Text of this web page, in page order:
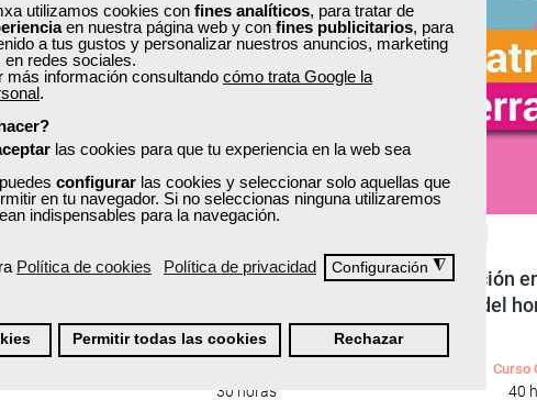
utilizamos cookies con fines analíticos, para tratar de
en nuestra página web y con fines publicitarios, para
a tus gustos y personalizar nuestros anuncios, marketing
redes sociales.
más información consultando cómo trata Google la
.
las cookies para que tu experiencia en la web sea
configurar las cookies y seleccionar solo aquellas que
en tu navegador. Si no seleccionas ninguna utilizaremos
indispensables para la navegación.
Política de cookies Política de privacidad Configuración ◮
Permitir todas las cookies Rechazar
y la
Hormigón para no técnicos
30 horas
Dosificación
del
Curso
40